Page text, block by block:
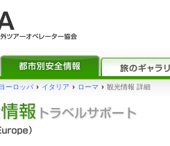
ーロッパ › イタリア › ローマ › 観光情報 詳細